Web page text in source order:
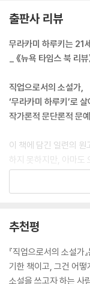
다.
히로시마의 선발 투수
트의 선발은 야스다였
에 맞는 상쾌한 소리가
가 주위에서 일었습니
이 문득 이렇게 생각했
그때의 감각을 나는 아
늘 천천히 내려왔고
다. 어째서 그것이 때
다. 그때도 몰랐고 지
이 일어났습니다. 그것
연한 현현顯現’ ‘직감
양상이 확 바뀐다’라는
어났습니다. 그 일을 경
출판사 리뷰
무라카미 하루키는 21
_ 《뉴욕 타임스 북 리뷰
직업으로서의 소설가,
‘무라카미 하루키’로
작가론적 문단론적 문
이 책에 담긴 일련의
하지 못하지만, 아마도
해, 이렇게 소설가로서
말하고 싶은 마음이
한 글이다.
_ 『직업으로서의 소설가
무라카미 하루키만큼
추천평
『직업으로서의 소설가
기한 책이고, 그건 어
소설을 쓰고자 하는 사